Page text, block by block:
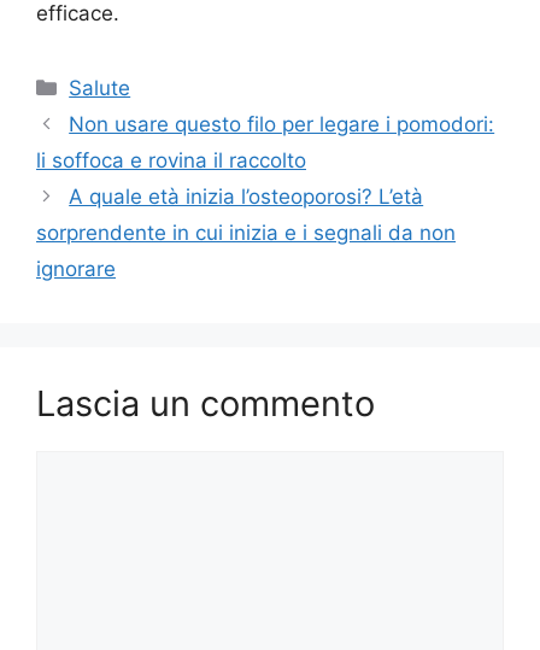
efficace.
Categorie
Salute
Non usare questo filo per legare i pomodori:
li soffoca e rovina il raccolto
A quale età inizia l’osteoporosi? L’età
sorprendente in cui inizia e i segnali da non
ignorare
Lascia un commento